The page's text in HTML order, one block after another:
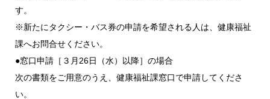
す。
※新たにタクシー・バス券の申請を希望される人は、健康福祉
課へお問合せください。
●窓口申請［３月26日（水）以降］の場合
次の書類をご用意のうえ、健康福祉課窓口で申請してくださ
い。